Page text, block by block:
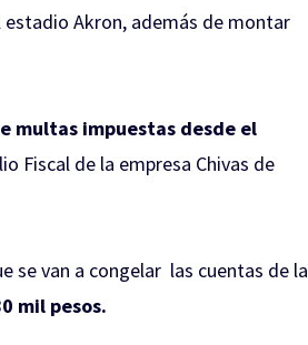
Akron, además de montar
multas impuestas desde el
Fiscal de la empresa Chivas de
se van a congelar las cuentas de la
mil pesos.